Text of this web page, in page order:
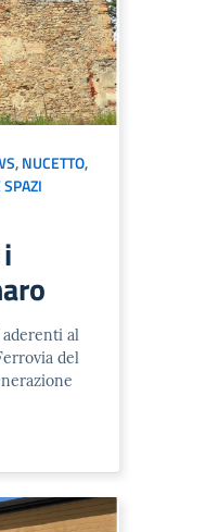
,NUCETTO,
al
del